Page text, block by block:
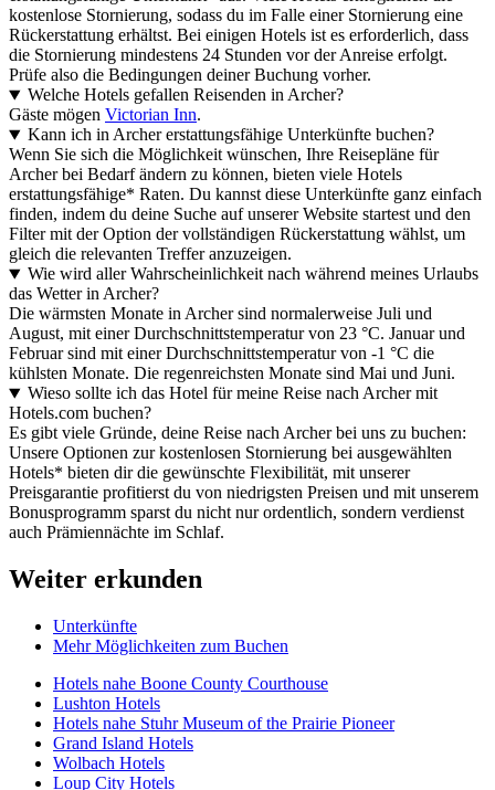
kostenlose Stornierung, sodass du im Falle einer Stornierung eine
Rückerstattung erhältst. Bei einigen Hotels ist es erforderlich, dass
die Stornierung mindestens 24 Stunden vor der Anreise erfolgt.
Prüfe also die Bedingungen deiner Buchung vorher.
Welche Hotels gefallen Reisenden in Archer?
Gäste mögen Victorian Inn.
Kann ich in Archer erstattungsfähige Unterkünfte buchen?
Wenn Sie sich die Möglichkeit wünschen, Ihre Reisepläne für
Archer bei Bedarf ändern zu können, bieten viele Hotels
erstattungsfähige* Raten. Du kannst diese Unterkünfte ganz einfach
finden, indem du deine Suche auf unserer Website startest und den
Filter mit der Option der vollständigen Rückerstattung wählst, um
gleich die relevanten Treffer anzuzeigen.
Wie wird aller Wahrscheinlichkeit nach während meines Urlaubs
das Wetter in Archer?
Die wärmsten Monate in Archer sind normalerweise Juli und
August, mit einer Durchschnittstemperatur von 23 °C. Januar und
Februar sind mit einer Durchschnittstemperatur von -1 °C die
kühlsten Monate. Die regenreichsten Monate sind Mai und Juni.
Wieso sollte ich das Hotel für meine Reise nach Archer mit
Hotels.com buchen?
Es gibt viele Gründe, deine Reise nach Archer bei uns zu buchen:
Unsere Optionen zur kostenlosen Stornierung bei ausgewählten
Hotels* bieten dir die gewünschte Flexibilität, mit unserer
Preisgarantie profitierst du von niedrigsten Preisen und mit unserem
Bonusprogramm sparst du nicht nur ordentlich, sondern verdienst
auch Prämiennächte im Schlaf.
Weiter erkunden
Unterkünfte
Mehr Möglichkeiten zum Buchen
Hotels nahe Boone County Courthouse
Lushton Hotels
Hotels nahe Stuhr Museum of the Prairie Pioneer
Grand Island Hotels
Wolbach Hotels
Loup City Hotels